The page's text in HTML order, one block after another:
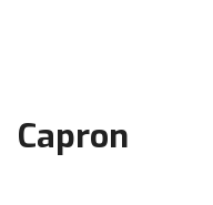
Capron